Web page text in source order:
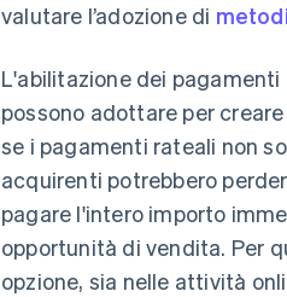
valutare l’adozione di
L'abilitazione dei
possono adottare per
se i pagamenti rateali non
acquirenti potrebbero
pagare l'intero importo
opportunità di vendita. Per
opzione, sia nelle attività